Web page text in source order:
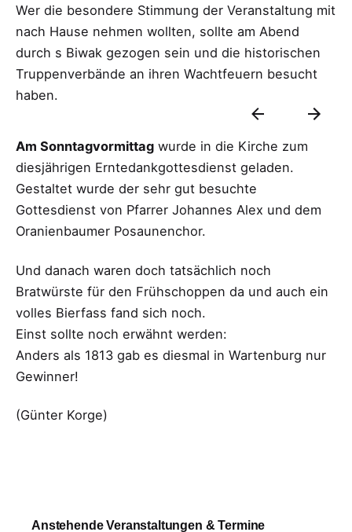
Wer die besondere Stimmung der Veranstaltung mit
nach Hause nehmen wollten, sollte am Abend
durch s Biwak gezogen sein und die historischen
Truppenverbände an ihren Wachtfeuern besucht
haben.
Am Sonntagvormittag wurde in die Kirche zum
diesjährigen Erntedankgottesdienst geladen.
Gestaltet wurde der sehr gut besuchte
Gottesdienst von Pfarrer Johannes Alex und dem
Oranienbaumer Posaunenchor.
Und danach waren doch tatsächlich noch
Bratwürste für den Frühschoppen da und auch ein
volles Bierfass fand sich noch.
Einst sollte noch erwähnt werden:
Anders als 1813 gab es diesmal in Wartenburg nur
Gewinner!
(Günter Korge)
Anstehende Veranstaltungen & Termine